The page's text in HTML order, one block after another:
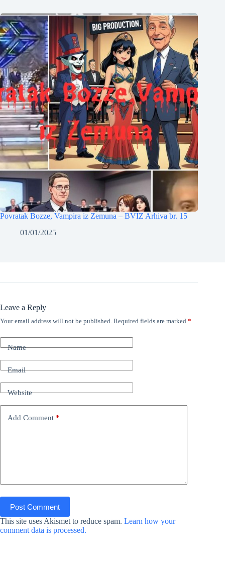
Povratak Bozze, Vampira iz Zemuna – BVIZ Arhiva br. 15
01/01/2025
Leave a Reply
Your email address will not be published. Required fields are marked *
Name
Email
Website
Add Comment *
Post Comment
This site uses Akismet to reduce spam. Learn how your
comment data is processed.